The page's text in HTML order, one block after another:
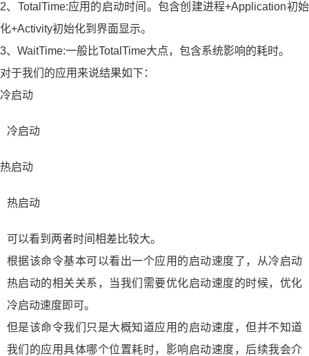
2、TotalTime:应用的启动时间。包含创建进程+Application初始
化+Activity初始化到界面显示。
3、WaitTime:一般比TotalTime大点，包含系统影响的耗时。
对于我们的应用来说结果如下：
冷启动
冷启动
热启动
热启动
可以看到两者时间相差比较大。
根据该命令基本可以看出一个应用的启动速度了，从冷启动
热启动的相关关系，当我们需要优化启动速度的时候，优化
冷启动速度即可。
但是该命令我们只是大概知道应用的启动速度，但并不知道
我们的应用具体哪个位置耗时，影响启动速度，后续我会介